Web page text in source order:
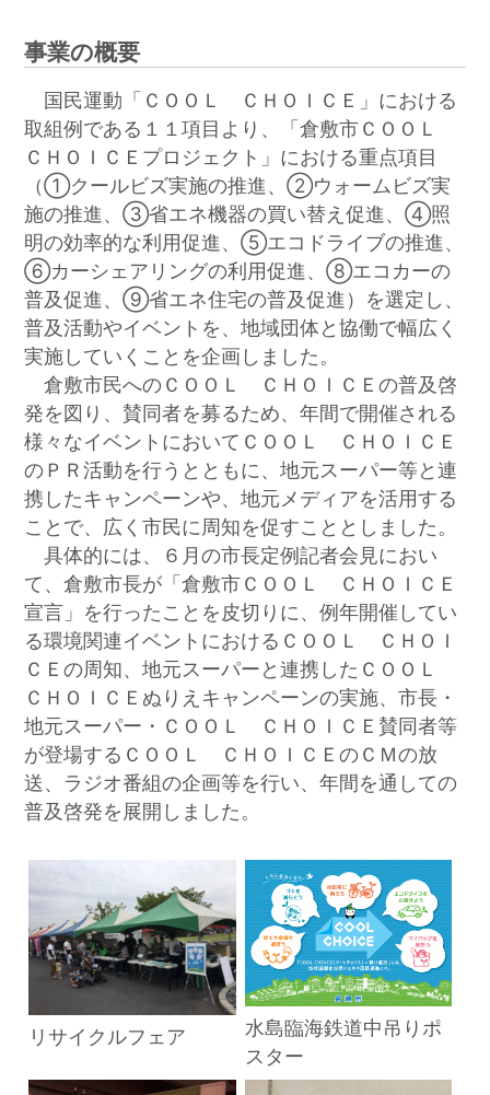
事業の概要
国民運動「ＣＯＯＬ ＣＨＯＩＣＥ」における
取組例である１１項目より、「倉敷市ＣＯＯＬ
ＣＨＯＩＣＥプロジェクト」における重点項目
（①クールビズ実施の推進、②ウォームビズ実
施の推進、③省エネ機器の買い替え促進、④照
明の効率的な利用促進、⑤エコドライブの推進、
⑥カーシェアリングの利用促進、⑧エコカーの
普及促進、⑨省エネ住宅の普及促進）を選定し、
普及活動やイベントを、地域団体と協働で幅広く
実施していくことを企画しました。
倉敷市民へのＣＯＯＬ ＣＨＯＩＣＥの普及啓
発を図り、賛同者を募るため、年間で開催される
様々なイベントにおいてＣＯＯＬ ＣＨＯＩＣＥ
のＰＲ活動を行うとともに、地元スーパー等と連
携したキャンペーンや、地元メディアを活用する
ことで、広く市民に周知を促すこととしました。
具体的には、６月の市長定例記者会見におい
て、倉敷市長が「倉敷市ＣＯＯＬ ＣＨＯＩＣＥ
宣言」を行ったことを皮切りに、例年開催してい
る環境関連イベントにおけるＣＯＯＬ ＣＨＯＩ
ＣＥの周知、地元スーパーと連携したＣＯＯＬ
ＣＨＯＩＣＥぬりえキャンペーンの実施、市長・
地元スーパー・ＣＯＯＬ ＣＨＯＩＣＥ賛同者等
が登場するＣＯＯＬ ＣＨＯＩＣＥのＣＭの放
送、ラジオ番組の企画等を行い、年間を通しての
普及啓発を展開しました。
リサイクルフェア
水島臨海鉄道中吊りポ
スター